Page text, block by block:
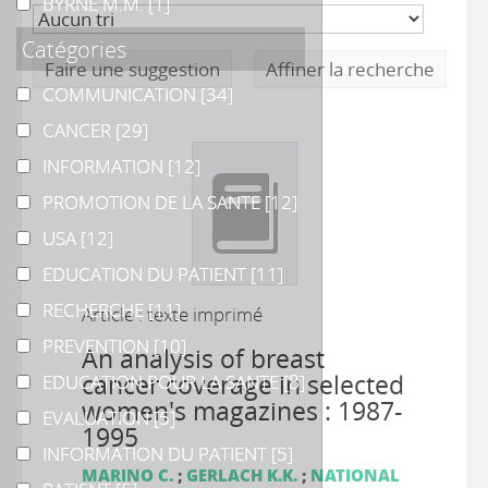
Faire une suggestion Affiner la recherche
Article : texte imprimé
An analysis of breast
cancer coverage in selected
women's magazines : 1987-
1995
MARINO C.; GERLACH K.K.; NATIONAL
Catégories
COMMUNICATION
COMMUNICATION [34]
CANCER
CANCER [29]
INFORMATION
INFORMATION [12]
PROMOTION DE LA SANTE
PROMOTION DE LA SANTE[12]
USAUSA [12]
EDUCATION DU PATIENT
EDUCATION DU PATIENT [11]
RECHERCHE
RECHERCHE[11]
PREVENTION
PREVENTION [10]
EDUCATION POUR LA SANTE
EDUCATION POUR LA SANTE[8]
EVALUATION
EVALUATION[5]
INFORMATION DU PATIENT
INFORMATION DU PATIENT [5]